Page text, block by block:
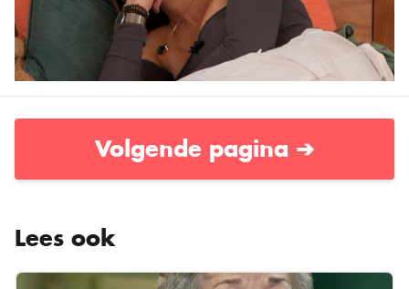
Volgende pagina ➔
Lees ook